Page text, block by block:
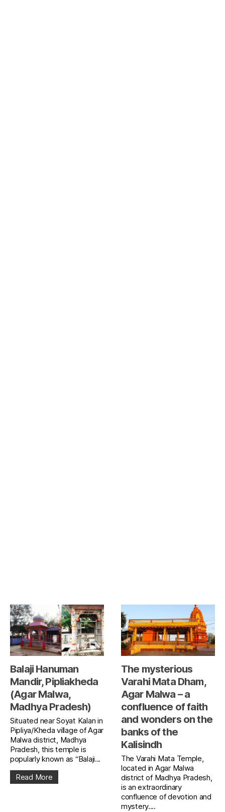
Balaji Hanuman
Mandir, Pipliakheda
(Agar Malwa,
Madhya Pradesh)
Situated near Soyat Kalan in
Pipliya/Kheda village of Agar
Malwa district, Madhya
Pradesh, this temple is
popularly known as “Balaji...
Read More
The mysterious
Varahi Mata Dham,
Agar Malwa – a
confluence of faith
and wonders on the
banks of the
Kalisindh
The Varahi Mata Temple,
located in Agar Malwa
district of Madhya Pradesh,
is an extraordinary
confluence of devotion and
mystery....